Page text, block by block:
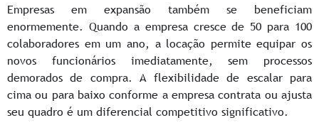
Empresas em expansão também se beneficiam
enormemente. Quando a empresa cresce de 50 para 100
colaboradores em um ano, a locação permite equipar os
novos funcionários imediatamente, sem processos
demorados de compra. A flexibilidade de escalar para
cima ou para baixo conforme a empresa contrata ou ajusta
seu quadro é um diferencial competitivo significativo.